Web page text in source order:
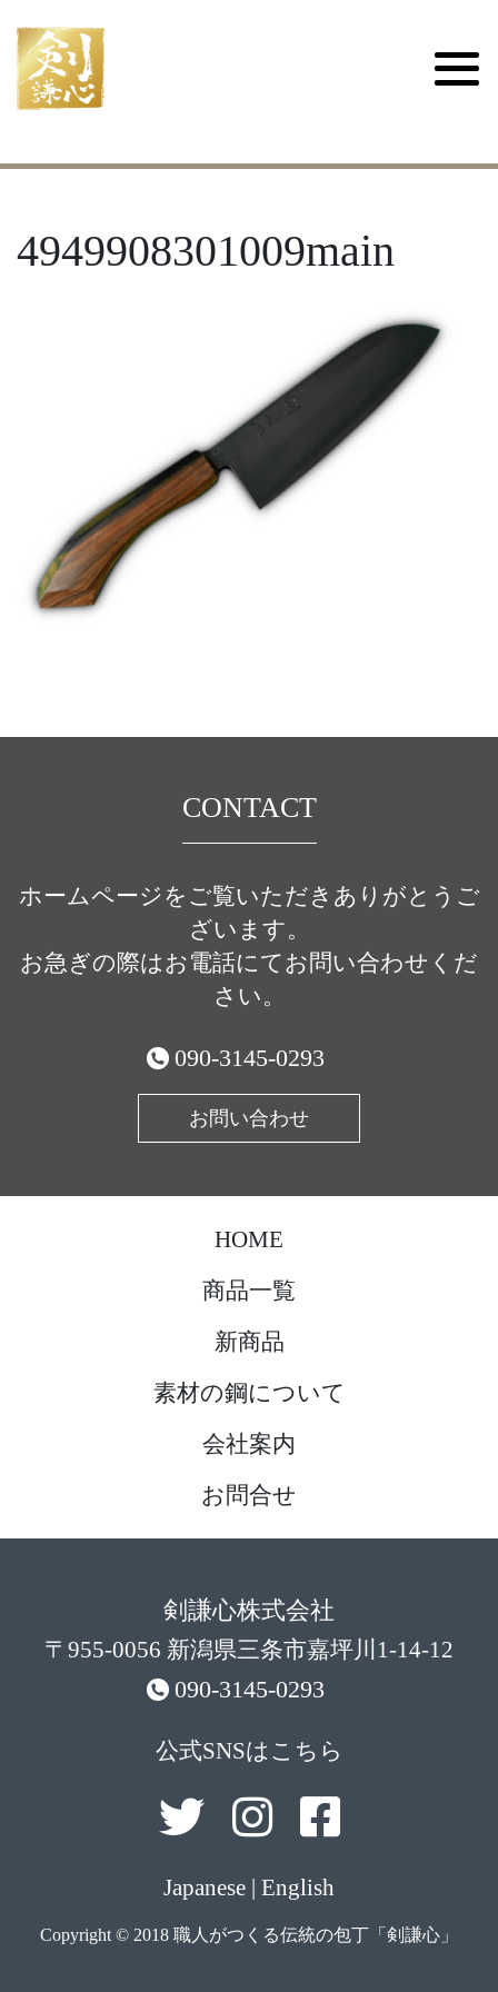
4949908301009main
CONTACT
ホームページをご覧いただきありがとうご
ざいます。
お急ぎの際はお電話にてお問い合わせくだ
さい。
090-3145-0293
お問い合わせ
HOME
商品一覧
新商品
素材の鋼について
会社案内
お問合せ
剣謙心株式会社
〒955-0056 新潟県三条市嘉坪川1-14-12
090-3145-0293
公式SNSはこちら
Japanese English
Copyright © 2018 職人がつくる伝統の包丁「剣謙心」